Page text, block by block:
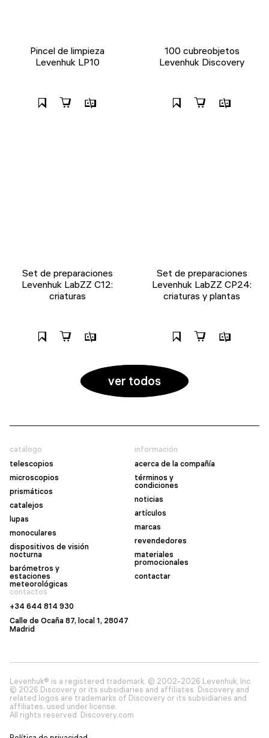
Pincel de limpieza
Levenhuk LP10
100 cubreobjetos
Levenhuk Discovery
Set de preparaciones
Levenhuk LabZZ C12:
criaturas
Set de preparaciones
Levenhuk LabZZ CP24:
criaturas y plantas
ver todos
catálogo
telescopios
microscopios
prismáticos
catalejos
lupas
monoculares
dispositivos de visión
nocturna
barómetros y
estaciones
meteorológicas
información
acerca de la compañía
términos y
condiciones
noticias
artículos
marcas
revendedores
materiales
promocionales
contactar
contactos
+34 644 814 930
Calle de Ocaña 87, local 1, 28047
Madrid
Levenhuk® is a registered trademark. © 2002–2026 Levenhuk, Inc.
© 2026 Discovery or its subsidiaries and affiliates. Discovery and
related logos are trademarks of Discovery or its subsidiaries and
affiliates, used under license.
All rights reserved. Discovery.com